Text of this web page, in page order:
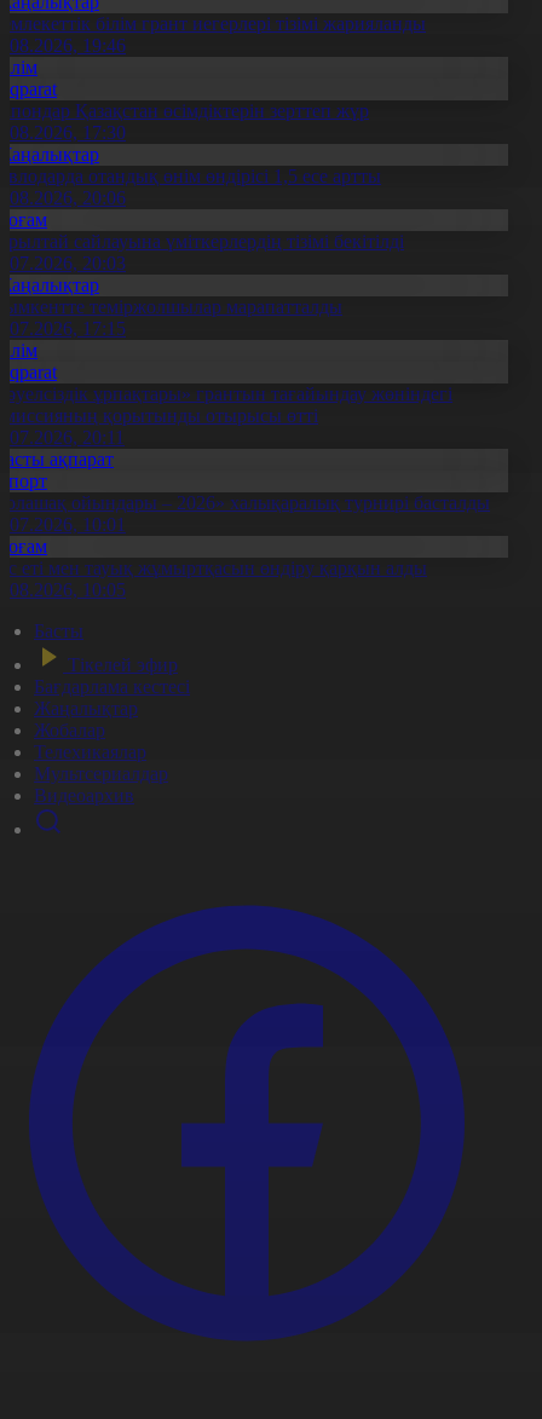
білім грант иегерлері тізімі жарияланды
19:46
Қазақстан өсімдіктерін зерттеп жүр
17:30
отандық өнім өндірісі 1,5 есе артты
20:06
сайлауына үміткерлердің тізімі бекітілді
20:03
теміржолшылар марапатталды
17:15
ұрпақтары» грантын тағайындау жөніндегі
қорытынды отырысы өтті
20:11
ақпарат
ойындары – 2026» халықаралық турнирі басталды
10:01
еті мен тауық жұмыртқасын өндіру қарқын алды
10:05
Басты
Тікелей эфир
Бағдарлама кестесі
Жаңалықтар
Жобалар
Телехикаялар
Мультсериалдар
Видеоархив